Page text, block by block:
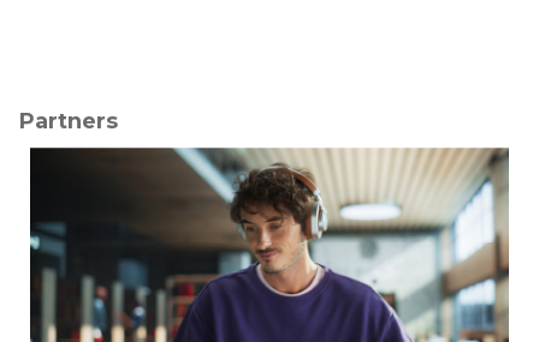
Partners